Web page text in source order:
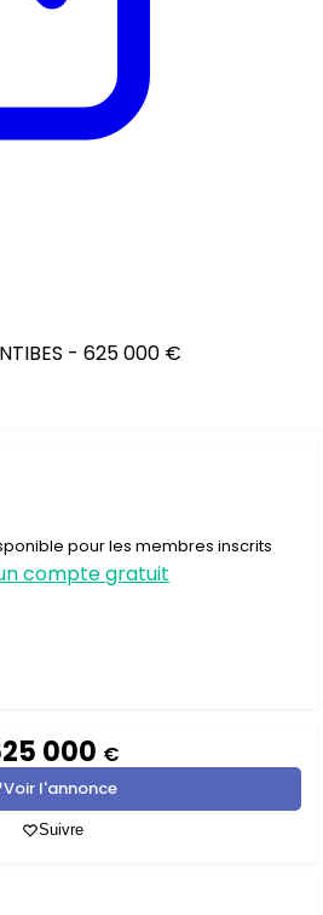
- 625 000 €
pour les membres inscrits
compte gratuit
000 €
Voir l'annonce
Suivre